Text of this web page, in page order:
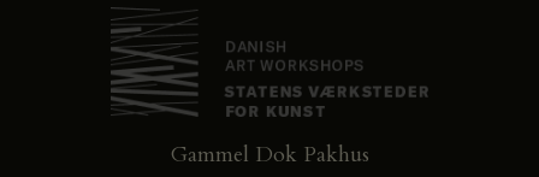
Gammel Dok Pakhus